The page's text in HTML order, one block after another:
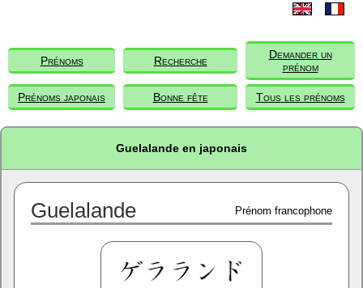
Prénoms Recherche
Demander un
prénom
Prénoms japonais Bonne fête Tous les prénoms
Guelalande en japonais
Guelalande Prénom francophone